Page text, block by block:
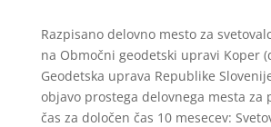
Razpisano delovno mesto za
na Območni geodetski upravi Koper
Geodetska uprava Republike
objavo prostega delovnega mesta za
čas za določen čas 10 mesecev: